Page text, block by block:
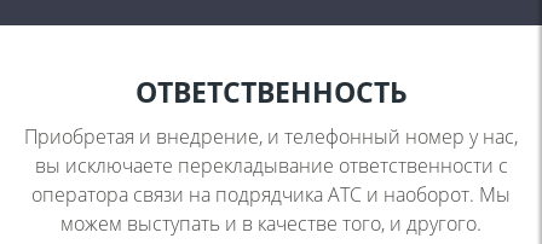
ОТВЕТСТВЕННОСТЬ
Приобретая и внедрение, и телефонный номер у нас,
вы исключаете перекладывание ответственности с
оператора связи на подрядчика АТС и наоборот. Мы
можем выступать и в качестве того, и другого.